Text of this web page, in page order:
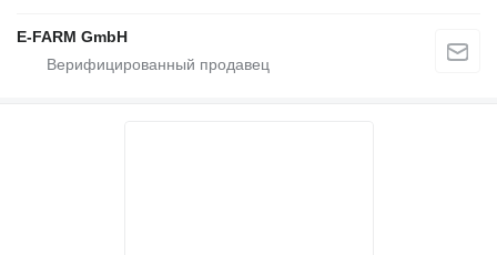
E-FARM GmbH